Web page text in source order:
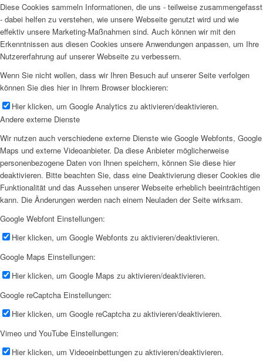
Diese Cookies sammeln Informationen, die uns - teilweise zusammengefasst
- dabei helfen zu verstehen, wie unsere Webseite genutzt wird und wie
effektiv unsere Marketing-Maßnahmen sind. Auch können wir mit den
Erkenntnissen aus diesen Cookies unsere Anwendungen anpassen, um Ihre
Nutzererfahrung auf unserer Webseite zu verbessern.
Wenn Sie nicht wollen, dass wir Ihren Besuch auf unserer Seite verfolgen
können Sie dies hier in Ihrem Browser blockieren:
Hier klicken, um Google Analytics zu aktivieren/deaktivieren.
Andere externe Dienste
Wir nutzen auch verschiedene externe Dienste wie Google Webfonts, Google
Maps und externe Videoanbieter. Da diese Anbieter möglicherweise
personenbezogene Daten von Ihnen speichern, können Sie diese hier
deaktivieren. Bitte beachten Sie, dass eine Deaktivierung dieser Cookies die
Funktionalität und das Aussehen unserer Webseite erheblich beeinträchtigen
kann. Die Änderungen werden nach einem Neuladen der Seite wirksam.
Google Webfont Einstellungen:
Hier klicken, um Google Webfonts zu aktivieren/deaktivieren.
Google Maps Einstellungen:
Hier klicken, um Google Maps zu aktivieren/deaktivieren.
Google reCaptcha Einstellungen:
Hier klicken, um Google reCaptcha zu aktivieren/deaktivieren.
Vimeo und YouTube Einstellungen:
Hier klicken, um Videoeinbettungen zu aktivieren/deaktivieren.